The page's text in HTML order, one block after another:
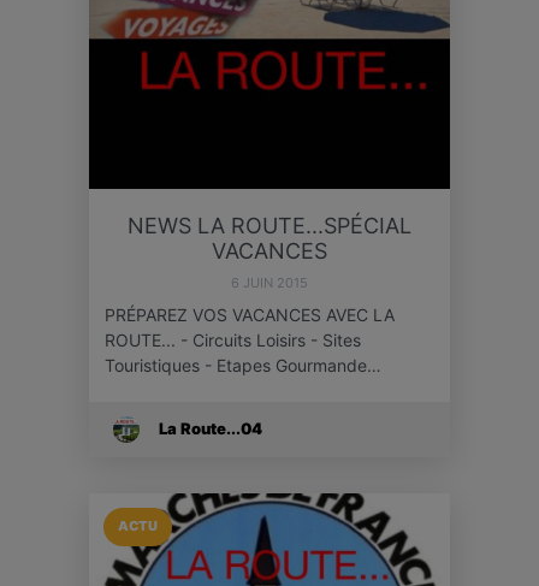
NEWS LA ROUTE...SPÉCIAL
VACANCES
6 JUIN 2015
PRÉPAREZ VOS VACANCES AVEC LA
ROUTE... - Circuits Loisirs - Sites
Touristiques - Etapes Gourmande…
La Route...04
ACTU